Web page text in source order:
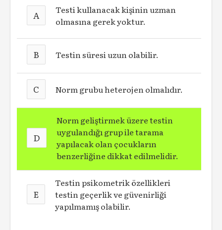
A
Testi kullanacak kişinin uzman
olmasına gerek yoktur.
B Testin süresi uzun olabilir.
C Norm grubu heterojen olmalıdır.
D
Norm geliştirmek üzere testin
uygulandığı grup ile tarama
yapılacak olan çocukların
benzerliğine dikkat edilmelidir.
E
Testin psikometrik özellikleri
testin geçerlik ve güvenirliği
yapılmamış olabilir.